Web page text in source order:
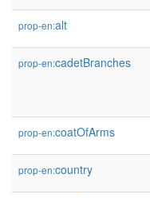
prop-en:alt
prop-en:cadetBranches
prop-en:coatOfArms
prop-en:country